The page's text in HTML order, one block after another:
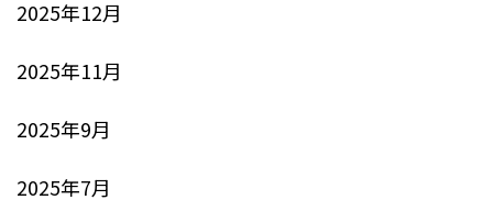
2025年12月
2025年11月
2025年9月
2025年7月